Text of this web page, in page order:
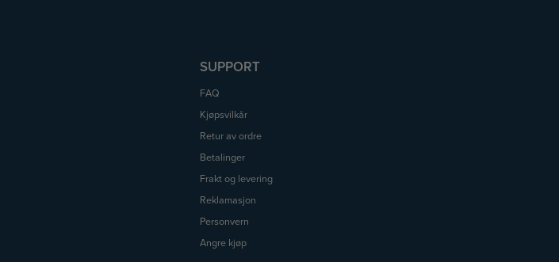
SUPPORT
FAQ
Kjøpsvilkår
Retur av ordre
Betalinger
Frakt og levering
Reklamasjon
Personvern
Angre kjøp